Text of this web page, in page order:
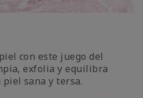
con este juego del
exfolia y equilibra
sana y tersa.